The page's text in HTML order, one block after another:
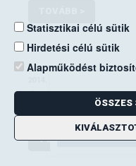
A mezei pocok
a földhasználók
TOVÁBB >
Statisztikai célú sütik
Hirdetési célú sütik
Alapműködést
ÖSSZES